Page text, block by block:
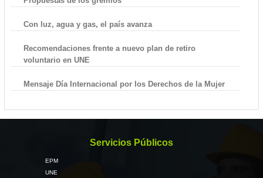
Con luz, agua y gas, el país avanza
Recomendaciones frente a nuevo plan de retiro
voluntario en UNE
Mensaje Día Internacional por los Derechos de la Mujer
Servicios Públicos
EPM
UNE